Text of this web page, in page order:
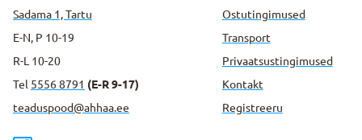
Sadama 1, Tartu
E-N, P 10-19
R-L 10-20
Tel 5556 8791 (E-R 9-17)
teaduspood@ahhaa.ee
Ostutingimused
Transport
Privaatsus­tingimused
Kontakt
Registreeru